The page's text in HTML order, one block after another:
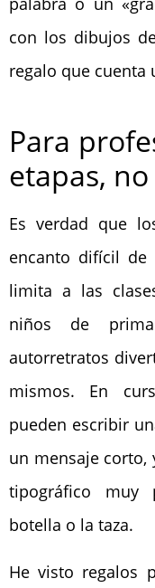
con los dibujos
regalo que cuenta
Para
etapas,
Es verdad que
encanto difícil de
limita a las
niños de
autorretratos
mismos. En
pueden escribir
un mensaje corto,
tipográfico muy
botella o la taza.
He visto regalos